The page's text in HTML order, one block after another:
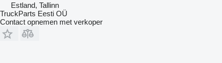
Estland, Tallinn
TruckParts Eesti OÜ
Contact opnemen met verkoper